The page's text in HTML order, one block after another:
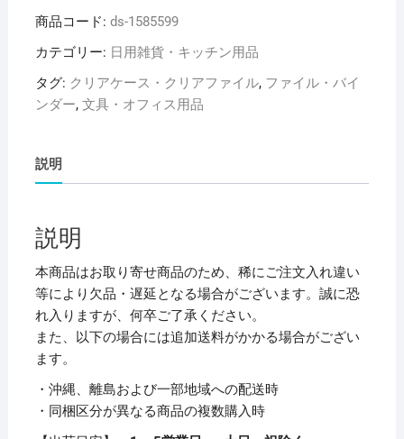
ト
ラ
Avanti
リ
グ
ル
（カ
ド
ク
＆
ツ
イ
商品コード: ds-1585599
カテゴリー: 日用雑貨・キッチン用品
タグ: クリアケース・クリアファイル, ファイル・バイ
ンダー, 文具・オフィス用品
説明
説明
本商品はお取り寄せ商品のため、稀にご注文入れ違い
等により欠品・遅延となる場合がございます。誠に恐
れ入りますが、何卒ご了承ください。
また、以下の場合には追加送料がかかる場合がござい
ます。
・沖縄、離島および一部地域への配送時
・同梱区分が異なる商品の複数購入時